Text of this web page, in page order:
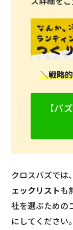
＼戦略
【バ
クロスバズでは、
ェックリストも
社を選ぶための
にしてください。